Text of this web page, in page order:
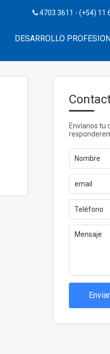
4703 3611 - (+54) 11
DESARROLLO
Envíanos tu
Enviar